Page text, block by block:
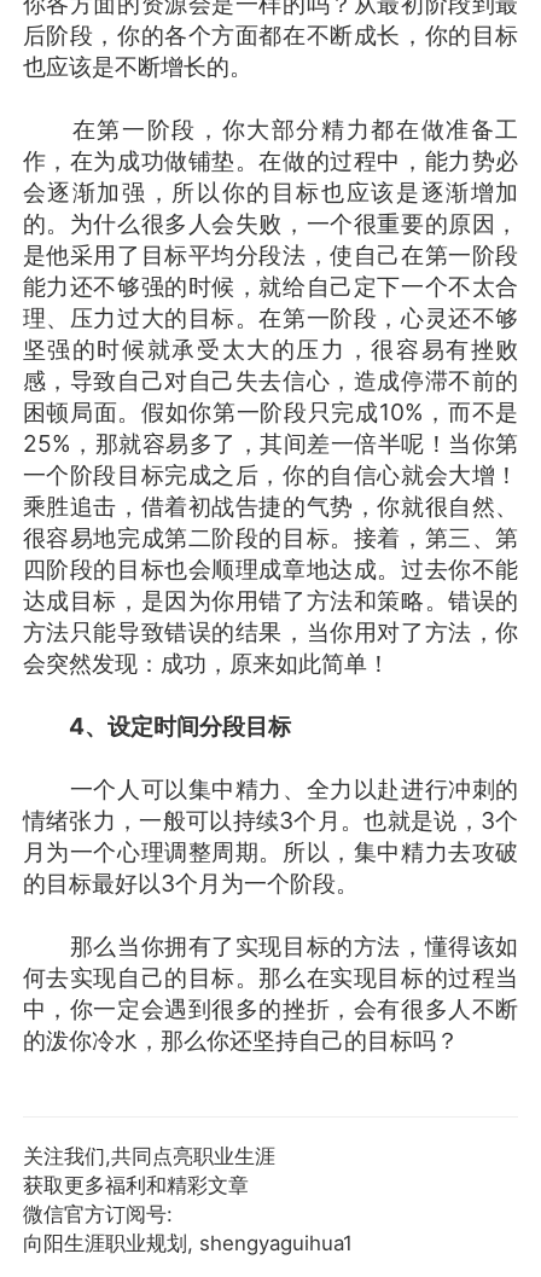
后阶段，你的各个方面都在不断成长，你的目标
也应该是不断增长的。
在第一阶段，你大部分精力都在做准备工
作，在为成功做铺垫。在做的过程中，能力势必
会逐渐加强，所以你的目标也应该是逐渐增加
的。为什么很多人会失败，一个很重要的原因，
是他采用了目标平均分段法，使自己在第一阶段
能力还不够强的时候，就给自己定下一个不太合
理、压力过大的目标。在第一阶段，心灵还不够
坚强的时候就承受太大的压力，很容易有挫败
感，导致自己对自己失去信心，造成停滞不前的
困顿局面。假如你第一阶段只完成10%，而不是
25%，那就容易多了，其间差一倍半呢！当你第
一个阶段目标完成之后，你的自信心就会大增！
乘胜追击，借着初战告捷的气势，你就很自然、
很容易地完成第二阶段的目标。接着，第三、第
四阶段的目标也会顺理成章地达成。过去你不能
达成目标，是因为你用错了方法和策略。错误的
方法只能导致错误的结果，当你用对了方法，你
会突然发现：成功，原来如此简单！
4、设定时间分段目标
一个人可以集中精力、全力以赴进行冲刺的
情绪张力，一般可以持续3个月。也就是说，3个
月为一个心理调整周期。所以，集中精力去攻破
的目标最好以3个月为一个阶段。
那么当你拥有了实现目标的方法，懂得该如
何去实现自己的目标。那么在实现目标的过程当
中，你一定会遇到很多的挫折，会有很多人不断
的泼你冷水，那么你还坚持自己的目标吗？
关注我们,共同点亮职业生涯
获取更多福利和精彩文章
微信官方订阅号:
向阳生涯职业规划, shengyaguihua1